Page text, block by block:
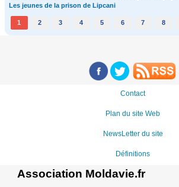
Les jeunes de la prison de Lipcani
1 2 3 4 5 6 7 8
Contact
Plan du site Web
NewsLetter du site
Définitions
Association Moldavie.fr